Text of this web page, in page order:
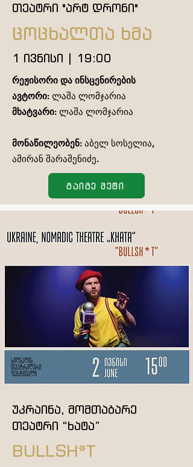
თეატრი "არტ დრონი"
ცოცხალთა ხმა
1 ივნისი | 19:00
რეჟისორი და ინსცენირების
ავტორი: ლაშა ლომჯარია
მხატვარი: ლაშა ლომჯარია
მონაწილეობენ: აბელ სოსელია,
ამირან შარაშენიძე.
გაიგე მეტი
უკრაინა, მომთაბარე
თეატრი “ხატა”
BULLSH*T